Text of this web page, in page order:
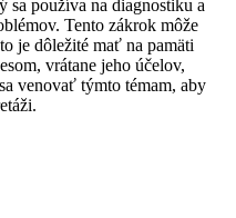
sa používa na diagnostiku a
Tento zákrok môže
je dôležité mať na pamäti
vrátane jeho účelov,
venovať týmto témam, aby